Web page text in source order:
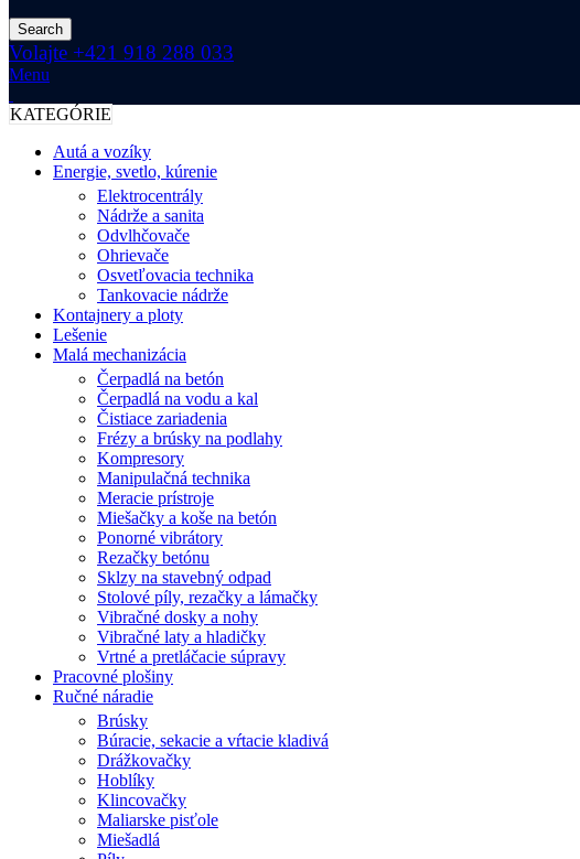
Search
Volajte +421 918 288 033
Menu
KATEGÓRIE
Autá a vozíky
Energie, svetlo, kúrenie
Elektrocentrály
Nádrže a sanita
Odvlhčovače
Ohrievače
Osvetľovacia technika
Tankovacie nádrže
Kontajnery a ploty
Lešenie
Malá mechanizácia
Čerpadlá na betón
Čerpadlá na vodu a kal
Čistiace zariadenia
Frézy a brúsky na podlahy
Kompresory
Manipulačná technika
Meracie prístroje
Miešačky a koše na betón
Ponorné vibrátory
Rezačky betónu
Sklzy na stavebný odpad
Stolové píly, rezačky a lámačky
Vibračné dosky a nohy
Vibračné laty a hladičky
Vrtné a pretláčacie súpravy
Pracovné plošiny
Ručné náradie
Brúsky
Búracie, sekacie a vŕtacie kladivá
Drážkovačky
Hoblíky
Klincovačky
Maliarske pisťole
Miešadlá